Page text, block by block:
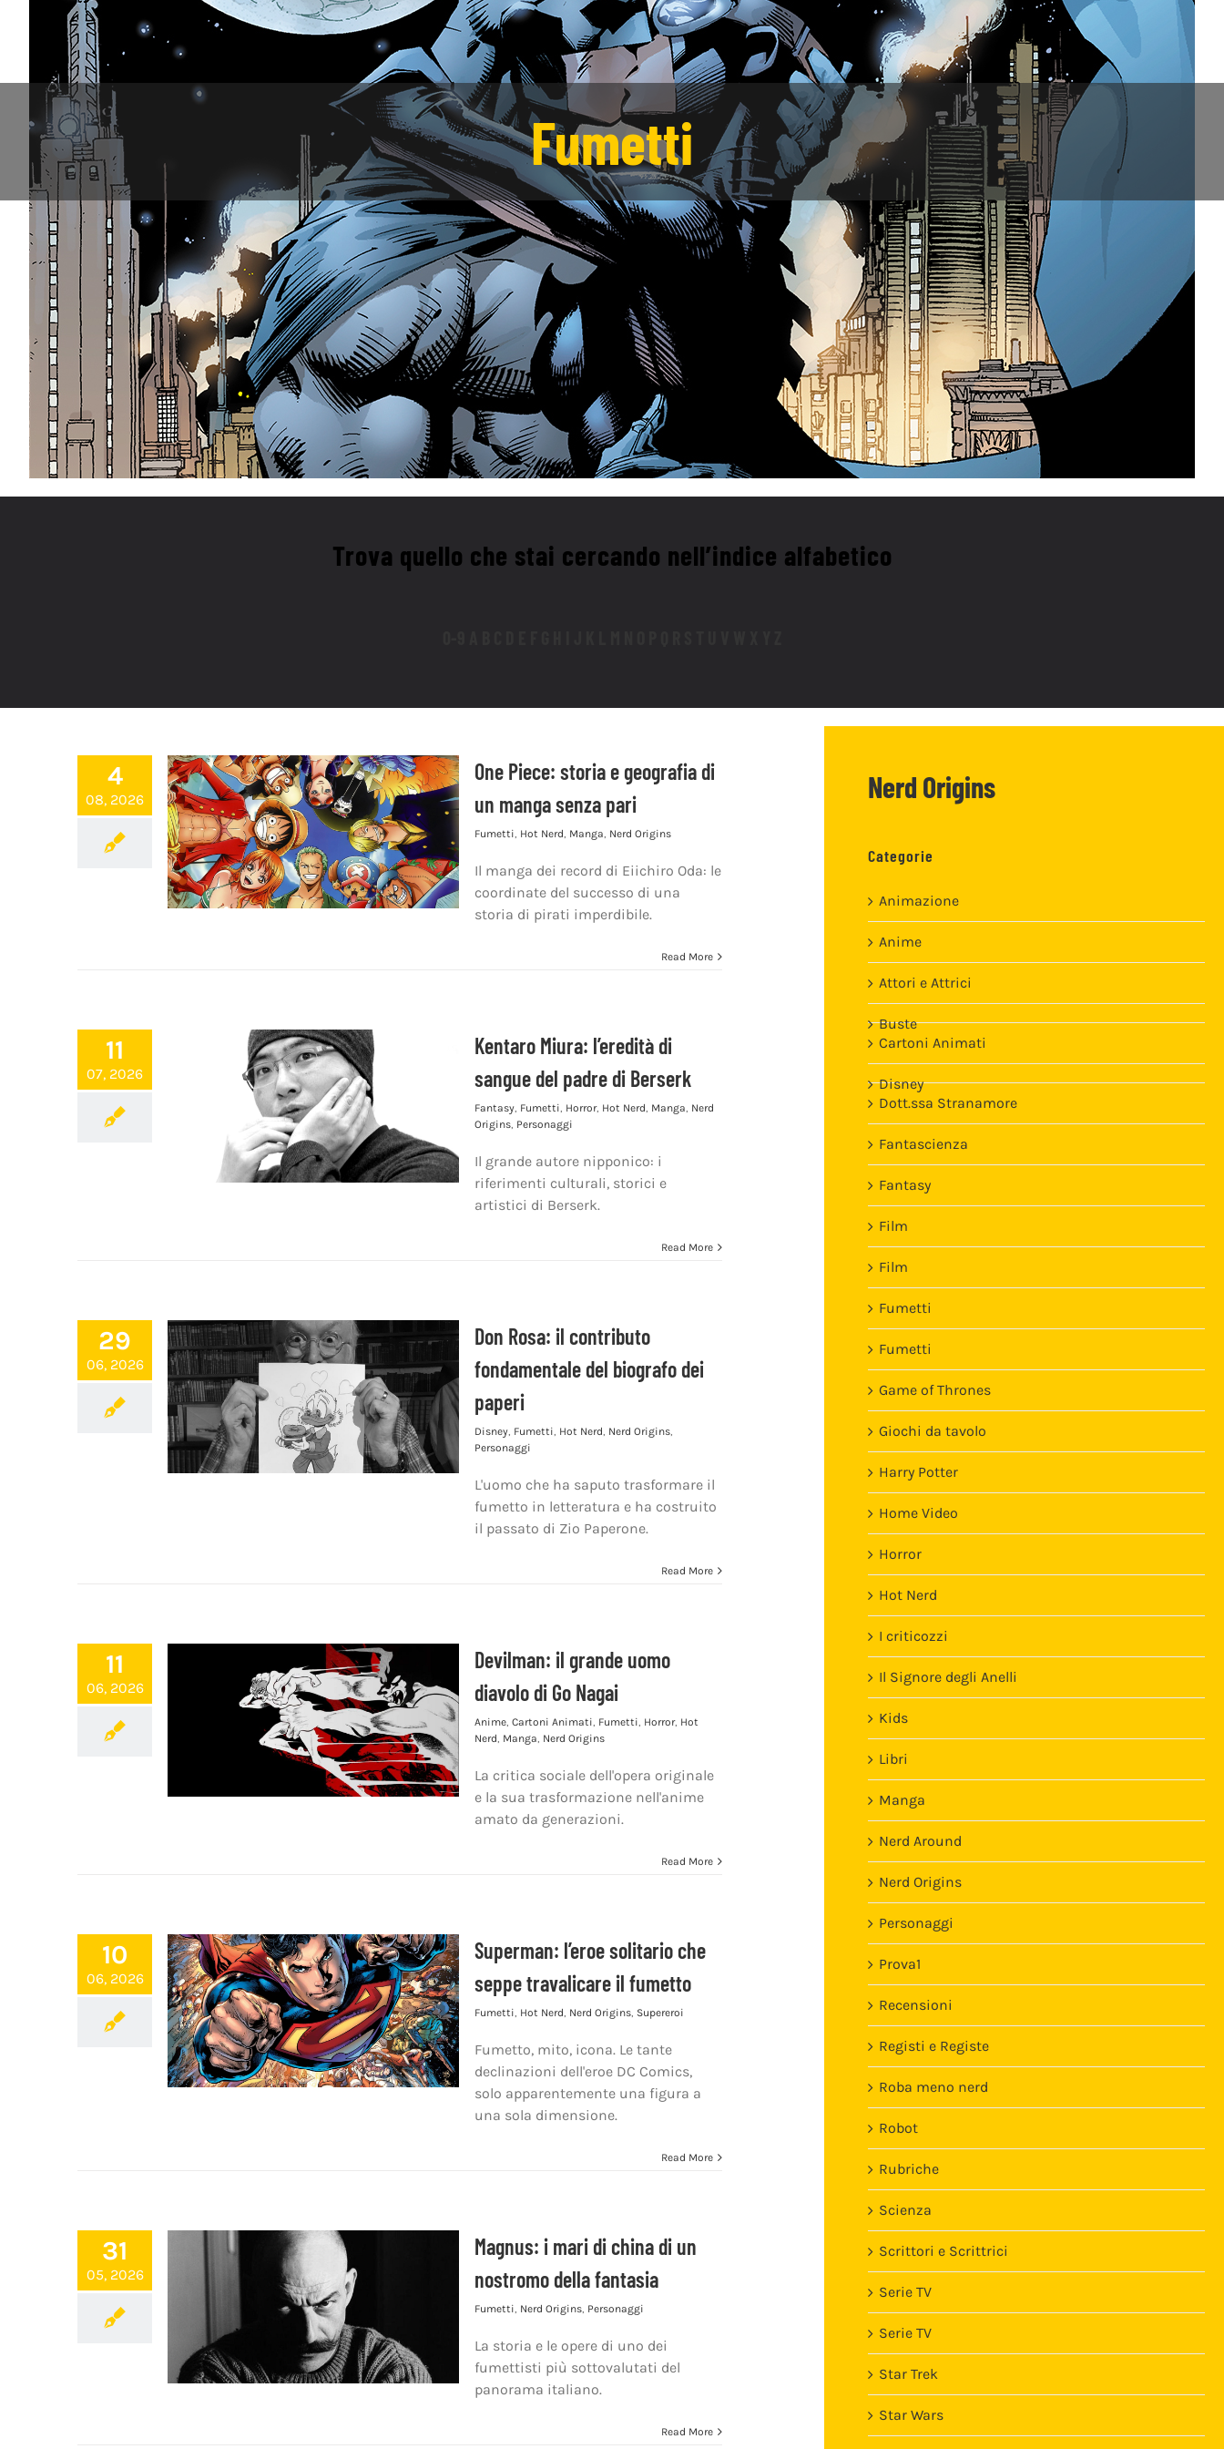
Fumetti
Trova quello che stai cercando nell’indice alfabetico
4
08, 2026
One Piece: storia e geografia di
un manga senza pari
Fumetti, Hot Nerd, Manga, Nerd Origins
Il manga dei record di Eiichiro Oda: le
coordinate del successo di una
storia di pirati imperdibile.
Read More
11
07, 2026
Kentaro Miura: l’eredità di
sangue del padre di Berserk
Fantasy, Fumetti, Horror, Hot Nerd, Manga, Nerd
Origins, Personaggi
Il grande autore nipponico: i
riferimenti culturali, storici e
artistici di Berserk.
Read More
29
06, 2026
Don Rosa: il contributo
fondamentale del biografo dei
paperi
Disney, Fumetti, Hot Nerd, Nerd Origins,
Personaggi
L'uomo che ha saputo trasformare il
fumetto in letteratura e ha costruito
il passato di Zio Paperone.
Read More
11
06, 2026
Devilman: il grande uomo
diavolo di Go Nagai
Anime,Cartoni Animati, Fumetti, Horror, Hot
Nerd, Manga, Nerd Origins
La critica sociale dell'opera originale
e la sua trasformazione nell'anime
amato da generazioni.
Read More
10
06, 2026
Superman: l’eroe solitario che
seppe travalicare il fumetto
Fumetti, Hot Nerd, Nerd Origins, Supereroi
Fumetto, mito, icona. Le tante
declinazioni dell'eroe DC Comics,
solo apparentemente una figura a
una sola dimensione.
Read More
31
05, 2026
Magnus: i mari di china di un
nostromo della fantasia
Fumetti, Nerd Origins, Personaggi
La storia e le opere di uno dei
fumettisti più sottovalutati del
panorama italiano.
Read More
Nerd Origins
Categorie
Animazione
Anime
Attori e Attrici
Buste
Cartoni Animati
Disney
Dott.ssa Stranamore
Fantascienza
Fantasy
Film
Film
Fumetti
Fumetti
Game of Thrones
Giochi da tavolo
Harry Potter
Home Video
Horror
Hot Nerd
I criticozzi
Il Signore degli Anelli
Kids
Libri
Manga
Nerd Around
Nerd Origins
Personaggi
Prova1
Recensioni
Registi e Registe
Roba meno nerd
Robot
Rubriche
Scienza
Scrittori e Scrittrici
Serie TV
Serie TV
Star Trek
Star Wars